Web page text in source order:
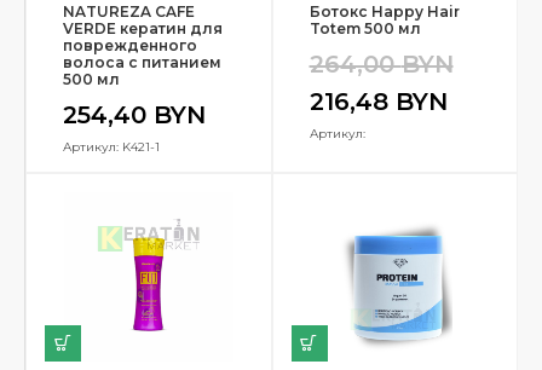
NATUREZA CAFE
VERDE кератин для
поврежденного
волоса с питанием
500 мл
254,40 BYN
Артикул: K421-1
Ботокс Happy Hair
Totem 500 мл
264,00BYN
216,48 BYN
Артикул: